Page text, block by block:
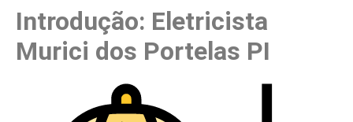
Introdução: Eletricista
Murici dos Portelas PI